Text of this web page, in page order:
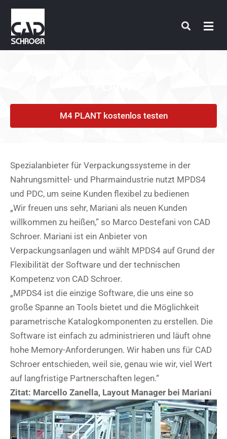
Zum
Inhalt
springen
M4 PLANT kostenlos testen
Spezialanbieter für Verpackungssysteme in der
Nahrungsmittel- und Pharmaindustrie nutzt MPDS4
und PDC, um seine Kunden flexibel zu bedienen
„Wir freuen uns sehr, Mariani als neuen Kunden
willkommen zu heißen,” so Marco Destefani von CAD
Schroer. Mariani ist ein Anbieter von
Verpackungsanlagen und wählt MPDS4 auf Grund der
Flexibilität der Software und der technischen
Kompetenz von CAD Schroer.
„MPDS4 ist die einzige Software, die uns eine so
große Spanne an Tools bietet und die Möglichkeit
parametrische Katalogkomponenten zu erstellen. Die
Software ist einfach zu administrieren und läuft ohne
hohe Memory-Anforderungen. Wir haben uns für CAD
Schroer entschieden, weil sie, genau wie wir, viel Wert
auf langfristige Partnerschaften legen.“
Zitat: Marcello Zanella, Layout Manager bei Mariani